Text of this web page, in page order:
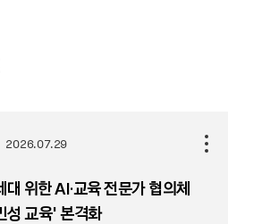
2026.07.29
위한 AI·교육 전문가 협의체
교육’ 본격화